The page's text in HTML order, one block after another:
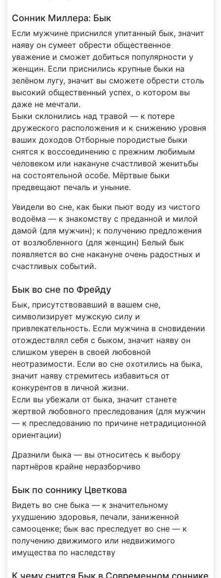
Сонник Миллера: Бык
Если мужчине приснился упитанный бык, значит
наяву он сумеет обрести общественное
уважение и сможет добиться популярности у
женщин. Если приснились крупные быки на
зелёном лугу, значит вы сможете обрести столь
высокий общественный успех, о котором вы
даже не мечтали.
Быки склонились над травой — к потере
дружеского расположения и к снижению уровня
ваших доходов Отборные породистые быки
снятся к воссоединению с прежним любимым
человеком или накануне счастливой женитьбы
на состоятельной особе. Мёртвые быки
предвещают печаль и уныние.
Увидели во сне, как быки пьют воду из чистого
водоёма — к знакомству с преданной и милой
дамой (для мужчин); к получению предложения
от возлюбленного (для женщин) Белый бык
появляется во сне накануне очень радостных и
счастливых событий.
Бык во сне по Фрейду
Бык, присутствовавший в вашем сне,
символизирует мужскую силу и
привлекательность. Если мужчина в сновидении
отождествлял себя с быком, значит наяву он
слишком уверен в своей любовной
неотразимости. Если во сне охотились на быка,
значит наяву стремитесь избавиться от
конкурентов в личной жизни.
Если вы убежали от быка, значит станете
жертвой любовного преследования (для мужчин
— к преследованию по причине нетрадиционной
ориентации)
Дразнили быка — вы относитесь к выбору
партнёров крайне неразборчиво
Бык по соннику Цветкова
Видеть во сне быка — к значительному
ухудшению здоровья, печали, заниженной
самооценке; бык вас преследует во сне — к
получению движимого или недвижимого
имущества по наследству
К чему снится Бык в Современном соннике